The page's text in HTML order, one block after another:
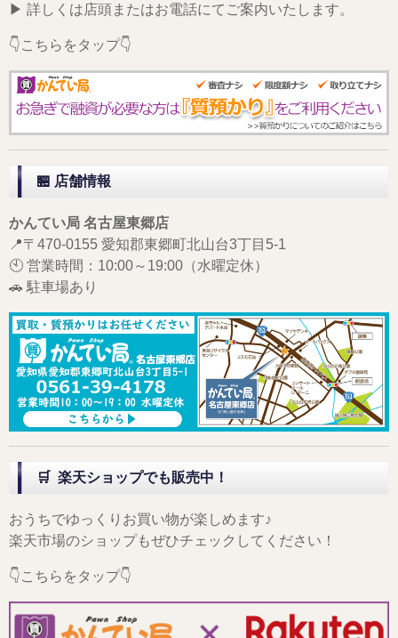
▶ 詳しくは店頭またはお電話にてご案内いたします。
👇こちらをタップ👇
🏪 店舗情報
かんてい局 名古屋東郷店
📍〒470-0155 愛知郡東郷町北山台3丁目5-1
🕙 営業時間：10:00～19:00（水曜定休）
🚗 駐車場あり
🛒 楽天ショップでも販売中！
おうちでゆっくりお買い物が楽しめます♪
楽天市場のショップもぜひチェックしてください！
👇こちらをタップ👇